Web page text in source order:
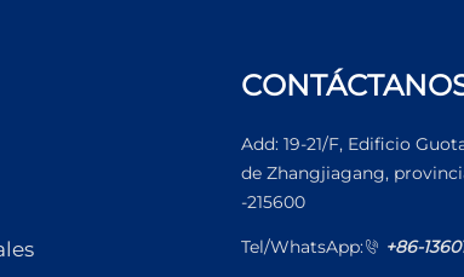
Add: 19-21/F, Edificio
de Zhangjiagang,
-215600
Tel/WhatsApp: +86-